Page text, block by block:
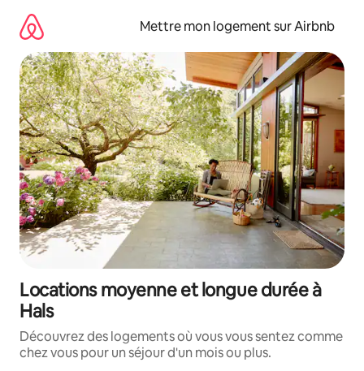
directement
contenu
Mettre mon logement sur Airbnb
Locations moyenne et longue durée à
Hals
Découvrez des logements où vous vous sentez comme
chez vous pour un séjour d'un mois ou plus.